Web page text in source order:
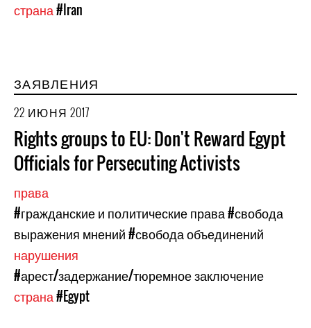
страна#Iran
ЗАЯВЛЕНИЯ
22 ИЮНЯ 2017
Rights groups to EU: Don't Reward Egypt
Officials for Persecuting Activists
права
#гражданские и политические права#свобода
выражения мнений#свобода объединений
нарушения
#арест/задержание/тюремное заключение
страна#Egypt